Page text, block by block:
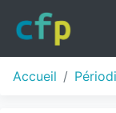
Accueil